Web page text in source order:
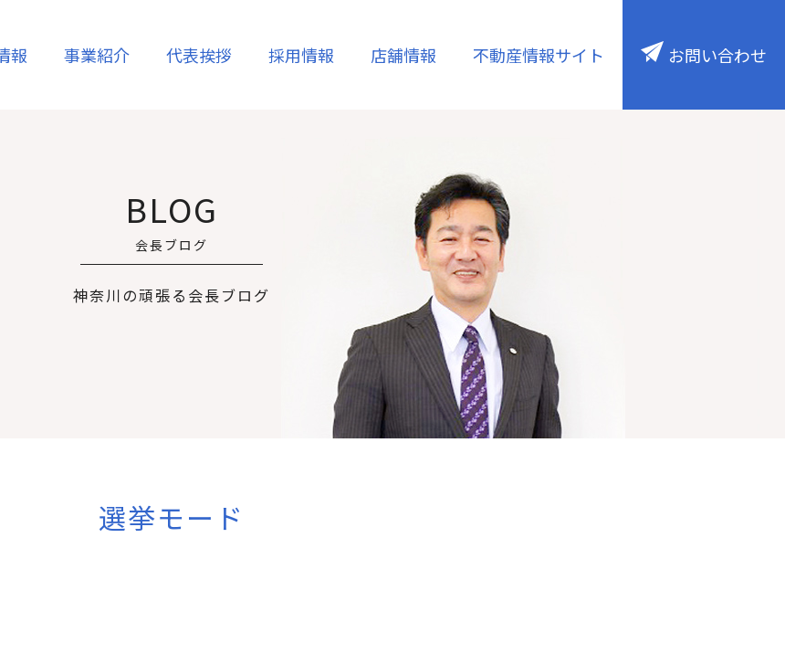
報
ESG／SDGs
事業紹介
不動産管理 保険・ライフコンサル
ウェルスマネジメント
代表挨拶 採用情報 店舗情報 不動産情報サイト お問い合わせ
BLOG
会長ブログ
神奈川の頑張る会長ブログ
選挙モード